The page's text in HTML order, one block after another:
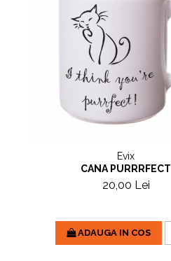
Evix
CANA PURRRFECT
20,00 Lei
ADAUGA IN COS